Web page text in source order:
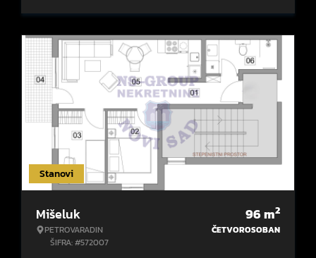
Stanovi
Mišeluk
PETROVARADIN
ŠIFRA: #572007
96m2
ČETVOROSOBAN